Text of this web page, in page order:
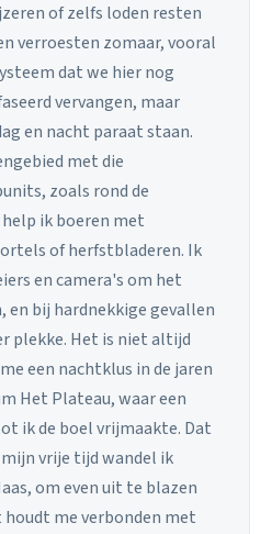
of zelfs loden resten
verroesten zomaar, vooral
dat we hier nog
vervangen, maar
en nacht paraat staan.
met die
zoals rond de
ik boeren met
of herfstbladeren. Ik
en camera's om het
en bij hardnekkige gevallen
plekke. Het is niet altijd
een nachtklus in de jaren
Het Plateau, waar een
ik de boel vrijmaakte. Dat
vrije tijd wandel ik
om even uit te blazen
houdt me verbonden met